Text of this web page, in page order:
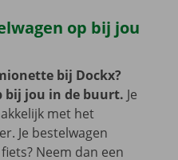
op bij jou
bij Dockx?
bij jou in de buurt. Je
met het
Je bestelwagen
Neem dan een